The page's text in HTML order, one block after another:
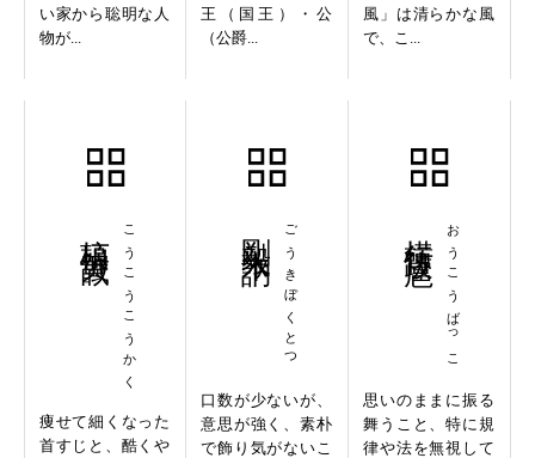
い家から聡明な人
物が...
王（国王）・公
（公爵...
風」は清らかな風
で、こ...
こうこうこうかく
痩せて細くなった
首すじと、酷くや
ごうきぼくとつ
口数が少ないが、
意思が強く、素朴
で飾り気がないこ
おうこうばっこ
思いのままに振る
舞うこと、特に規
律や法を無視して